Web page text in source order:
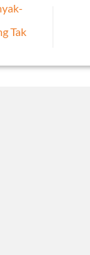
Tak